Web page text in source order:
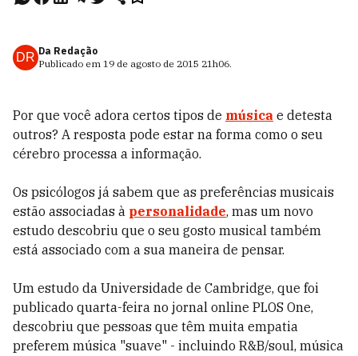
DR Da Redação
Publicado em 19 de agosto de 2015 21h06.
Por que você adora certos tipos de música e detesta
outros? A resposta pode estar na forma como o seu
cérebro processa a informação.
Os psicólogos já sabem que as preferências musicais
estão associadas à personalidade, mas um novo
estudo descobriu que o seu gosto musical também
está associado com a sua maneira de pensar.
Um estudo da Universidade de Cambridge, que foi
publicado quarta-feira no jornal online PLOS One,
descobriu que pessoas que têm muita empatia
preferem música "suave" - incluindo R&B/soul, música